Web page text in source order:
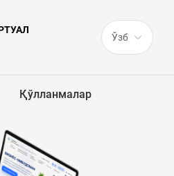
Қўлланмалар